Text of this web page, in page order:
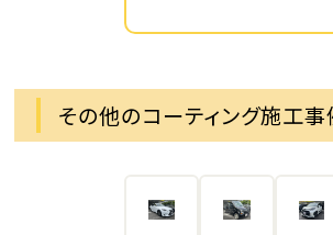
その他のコーティング施工事